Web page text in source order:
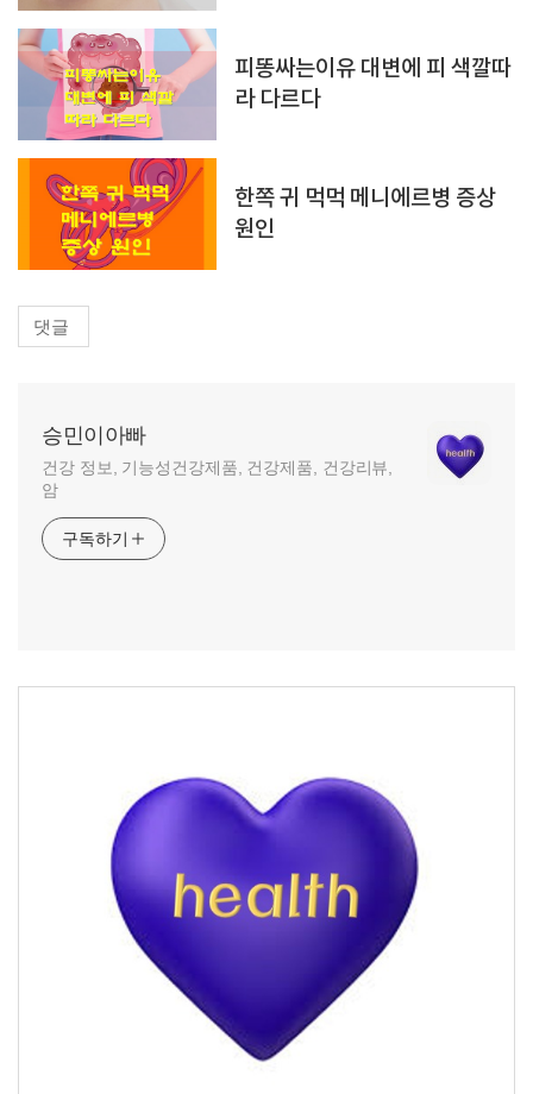
피똥싸는이유 대변에 피 색깔따
라 다르다
한쪽 귀 먹먹 메니에르병 증상
원인
댓글
승민이아빠
건강 정보, 기능성건강제품, 건강제품, 건강리뷰,
암
구독하기